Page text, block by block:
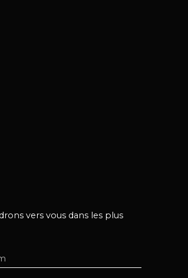
vers vous dans les plus